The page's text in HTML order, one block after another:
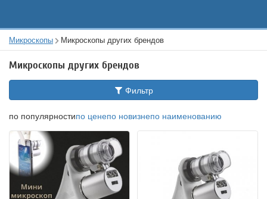
Микроскопы Микроскопы других брендов
Микроскопы других брендов
Фильтр
по популярностипо ценепо новизнепо наименованию